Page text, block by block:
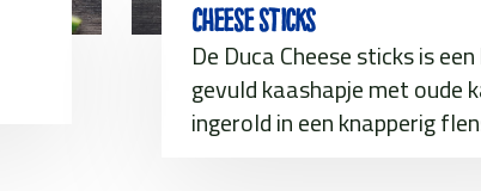
Cheese sticks
De Duca Cheese sticks is
gevuld kaashapje met oude
ingerold in een knapperig